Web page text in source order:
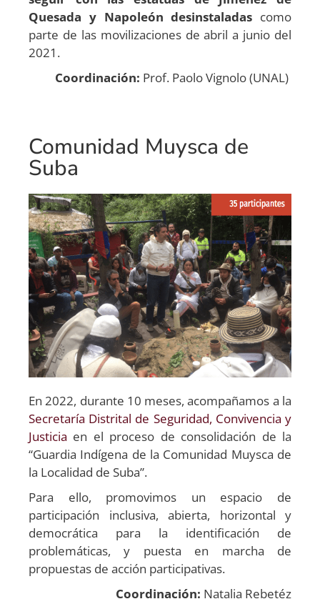
Quesada y Napoleón desinstaladas como
parte de las movilizaciones de abril a junio del
2021.
Coordinación: Prof. Paolo Vignolo (UNAL)
Comunidad Muysca de
Suba
En 2022, durante 10 meses, acompañamos a la
Secretaría Distrital de Seguridad, Convivencia y
Justicia en el proceso de consolidación de la
“Guardia Indígena de la Comunidad Muysca de
la Localidad de Suba”.
Para ello, promovimos un espacio de
participación inclusiva, abierta, horizontal y
democrática para la identificación de
problemáticas, y puesta en marcha de
propuestas de acción participativas.
Coordinación: Natalia Rebetéz